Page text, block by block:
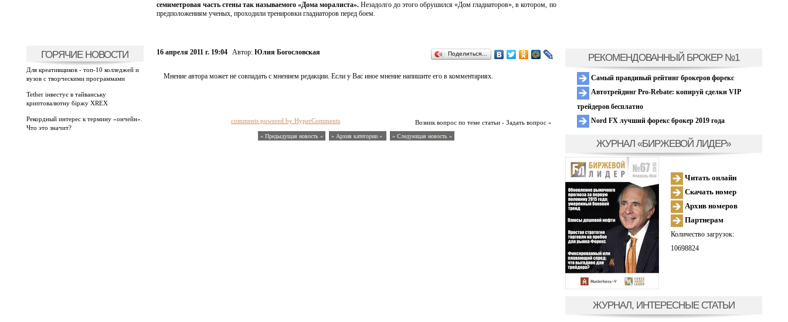
ГОРЯЧИЕ НОВОСТИ
Для креативщиков - топ-10 колледжей и
вузов с творческими программами
Tether інвестує в тайванську
криптовалютну біржу XREX
Рекордный интерес к термину «ончейн».
Что это значит?
семиметровая часть стены так называемого «Дома моралиста».Незадолго до этого обрушился «Дом гладиаторов», в котором, по
предположениям ученых, проходили тренировки гладиаторов перед боем.
16 апреля 2011 г. 19:04 Автор: Юлия Богословская Поделиться…
Мнение автора может не совпадать с мнением редакции. Если у Вас иное мнение напишите его в комментариях.
Возник вопрос по теме статьи - Задать вопрос »
comments powered by HyperComments
« Предыдущая новость « » Архив категории « » Следующая новость »
РЕКОМЕНДОВАННЫЙ БРОКЕР №1
Самый правдивый рейтинг брокеров форекс
Автотрейдинг Pro-Rebate: копируй сделки VIP
трейдеров бесплатно
Nord FX лучший форекс брокер 2019 года
ЖУРНАЛ «БИРЖЕВОЙ ЛИДЕР»
Читать онлайн
Скачать номер
Архив номеров
Партнерам
Количество загрузок:
10698824
ЖУРНАЛ, ИНТЕРЕСНЫЕ СТАТЬИ